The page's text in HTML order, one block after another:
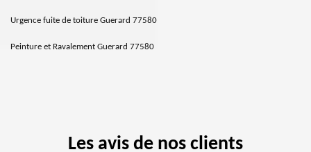
Urgence fuite de toiture Guerard 77580
Peinture et Ravalement Guerard 77580
Les avis de nos clients